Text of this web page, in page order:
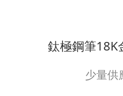
鈦極鋼筆18K
少量供